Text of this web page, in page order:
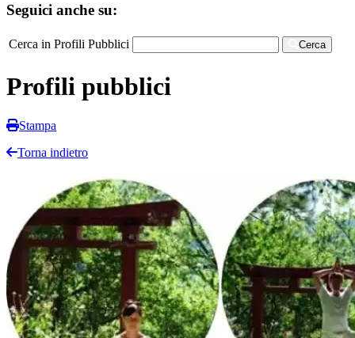
Seguici anche su:
Cerca in Profili Pubblici Cerca
Profili pubblici
Stampa
Torna indietro